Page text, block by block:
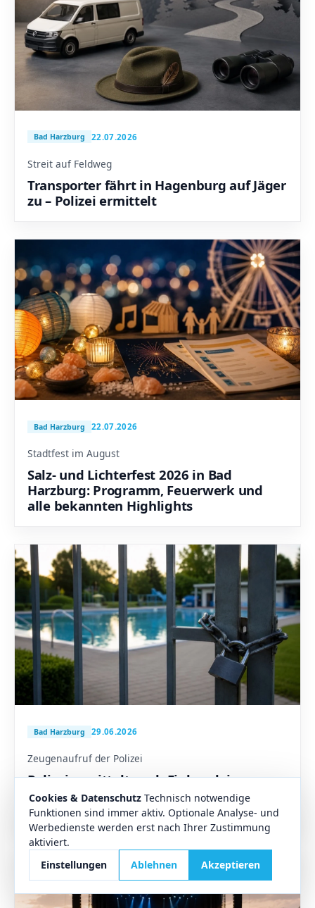
Cookies & Datenschutz Technisch notwendige
Funktionen sind immer aktiv. Optionale Analyse- und
Werbedienste werden erst nach Ihrer Zustimmung
aktiviert.
Einstellungen
Ablehnen Akzeptieren
Bad Harzburg 22.07.2026
Streit auf Feldweg
Transporter fährt in Hagenburg auf Jäger
zu – Polizei ermittelt
Bad Harzburg 22.07.2026
Stadtfest im August
Salz- und Lichterfest 2026 in Bad
Harzburg: Programm, Feuerwerk und
alle bekannten Highlights
Bad Harzburg 29.06.2026
Zeugenaufruf der Polizei
Polizei ermittelt nach Einbruch in
Liebenburger Freibad – Zeugen sollen
Hinweise geben